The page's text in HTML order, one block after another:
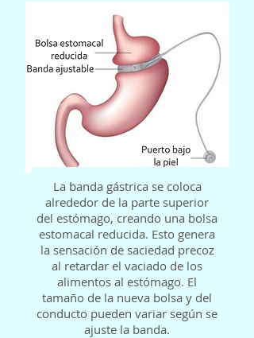
La banda gástrica se coloca
alrededor de la parte superior
del estómago, creando una bolsa
estomacal reducida. Esto genera
la sensación de saciedad precoz
al retardar el vaciado de los
alimentos al estómago. El
tamaño de la nueva bolsa y del
conducto pueden variar según se
ajuste la banda.